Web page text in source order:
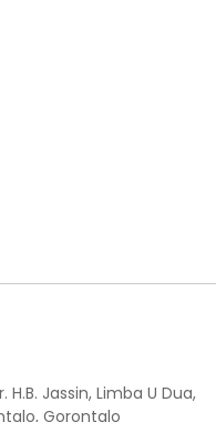
Jassin, Limba U Dua,
Gorontalo